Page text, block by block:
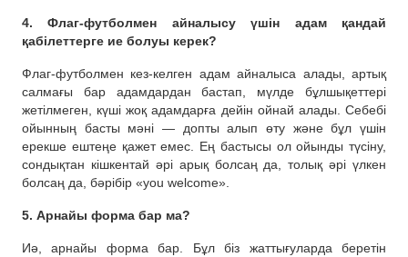
4. Флаг-футболмен айналысу үшін адам қандай
қабілеттерге ие болуы керек?
Флаг-футболмен кез-келген адам айналыса алады, артық
салмағы бар адамдардан бастап, мүлде бұлшықеттері
жетілмеген, күші жоқ адамдарға дейін ойнай алады. Себебі
ойынның басты мәні — допты алып өту және бұл үшін
ерекше ештеңе қажет емес. Ең бастысы ол ойынды түсіну,
сондықтан кішкентай әрі арық болсаң да, толық әрі үлкен
болсаң да, бәрібір «you welcome».
5. Арнайы форма бар ма?
Иә, арнайы форма бар. Бұл біз жаттығуларда беретін